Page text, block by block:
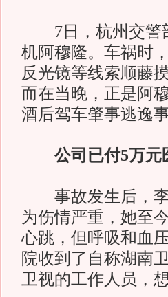
7日，杭州交警
机阿穆隆。车祸时
反光镜等线索顺藤
而在当晚，正是阿
酒后驾车肇事逃逸
公司已付5万元
事故发生后，李
为伤情严重，她至
心跳，但呼吸和血
院收到了自称湖南
卫视的工作人员，